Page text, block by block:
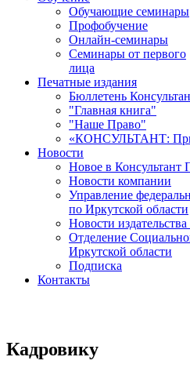
Обучающие семинары
Профобучение
Онлайн-семинары
Семинары от первого
лица
Печатные издания
Бюллетень
"Главная книга"
"Наше Право"
«КОНСУЛЬТАНТ:
Новости
Новое в Консультант
Новости компании
Управление
по Иркутской области
Новости
Отделение
Иркутской области
Подписка
Контакты
Кадровику